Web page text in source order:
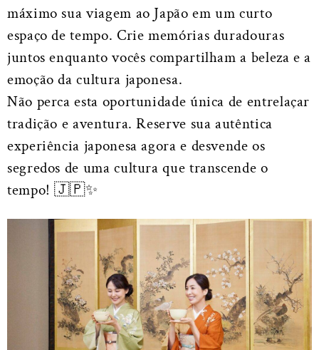
máximo sua viagem ao Japão em um curto
espaço de tempo. Crie memórias duradouras
juntos enquanto vocês compartilham a beleza e a
emoção da cultura japonesa.
Não perca esta oportunidade única de entrelaçar
tradição e aventura. Reserve sua autêntica
experiência japonesa agora e desvende os
segredos de uma cultura que transcende o
tempo! 🇯🇵✨